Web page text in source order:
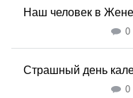
Наш человек в
0
Страшный день
0